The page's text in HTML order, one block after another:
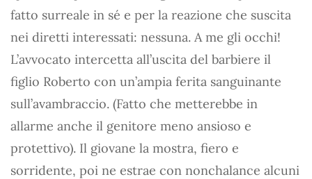
fatto surreale in sé e per la reazione che suscita
nei diretti interessati: nessuna. A me gli occhi!
L’avvocato intercetta all’uscita del barbiere il
figlio Roberto con un’ampia ferita sanguinante
sull’avambraccio. (Fatto che metterebbe in
allarme anche il genitore meno ansioso e
protettivo). Il giovane la mostra, fiero e
sorridente, poi ne estrae con nonchalance alcuni